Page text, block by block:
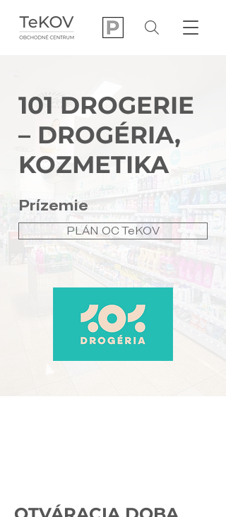
101 DROGERIE
– DROGÉRIA,
KOZMETIKA
Prízemie
PLÁN OC TeKOV